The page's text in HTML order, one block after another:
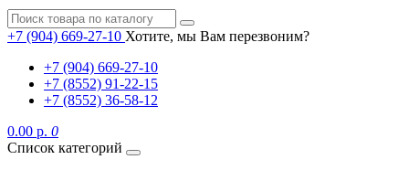
+7 (904) 669-27-10 Хотите, мы Вам перезвоним?
+7 (904) 669-27-10
+7 (8552) 91-22-15
+7 (8552) 36-58-12
0.00 р. 0
Список категорий